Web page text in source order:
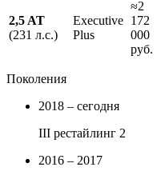
2,5 AT
(231 л.с.)
Executive
Plus
≈2
172
000
руб.
Поколения
2018 – сегодня
III рестайлинг 2
2016 – 2017